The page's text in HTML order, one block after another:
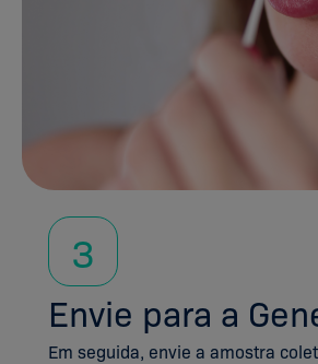
3
Envie para a
Em seguida, envie a amostra